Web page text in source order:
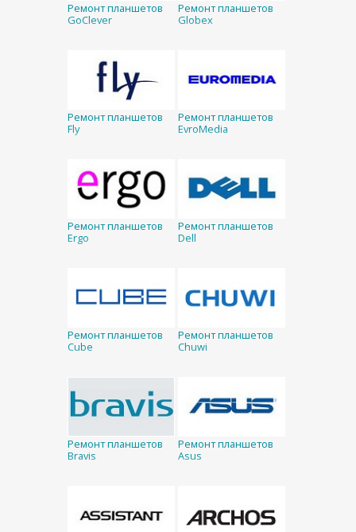
Ремонт планшетов
GoClever
Ремонт планшетов
Globex
Ремонт планшетов
Fly
Ремонт планшетов
EvroMedia
Ремонт планшетов
Ergo
Ремонт планшетов
Dell
Ремонт планшетов
Cube
Ремонт планшетов
Chuwi
Ремонт планшетов
Bravis
Ремонт планшетов
Asus